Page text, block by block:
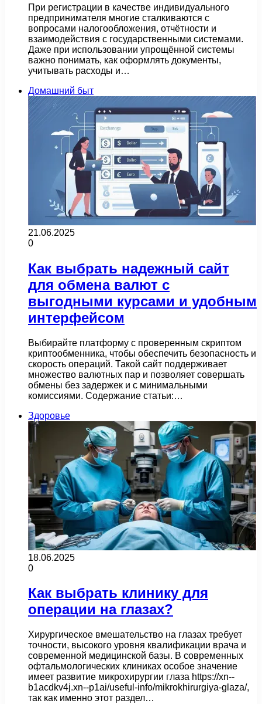
При регистрации в качестве индивидуального
предпринимателя многие сталкиваются с
вопросами налогообложения, отчётности и
взаимодействия с государственными системами.
Даже при использовании упрощённой системы
важно понимать, как оформлять документы,
учитывать расходы и…
Домашний быт
21.06.2025
0
Как выбрать надежный сайт
для обмена валют с
выгодными курсами и удобным
интерфейсом
Выбирайте платформу с проверенным скриптом
криптообменника, чтобы обеспечить безопасность и
скорость операций. Такой сайт поддерживает
множество валютных пар и позволяет совершать
обмены без задержек и с минимальными
комиссиями. Содержание статьи:…
Здоровье
18.06.2025
0
Как выбрать клинику для
операции на глазах?
Хирургическое вмешательство на глазах требует
точности, высокого уровня квалификации врача и
современной медицинской базы. В современных
офтальмологических клиниках особое значение
имеет развитие микрохирургии глаза https://xn--
b1acdkv4j.xn--p1ai/useful-info/mikrokhirurgiya-glaza/,
так как именно этот раздел…